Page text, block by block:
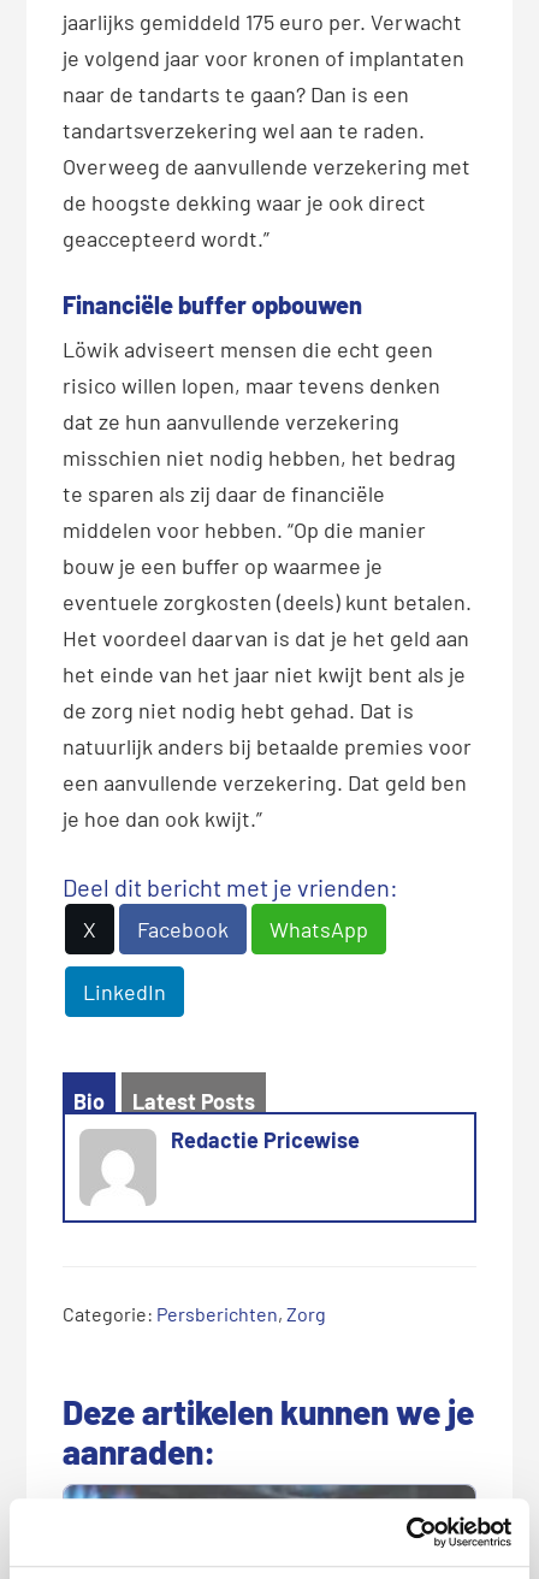
jaarlijks gemiddeld 175 euro per. Verwacht
je volgend jaar voor kronen of implantaten
naar de tandarts te gaan? Dan is een
tandartsverzekering wel aan te raden.
Overweeg de aanvullende verzekering met
de hoogste dekking waar je ook direct
geaccepteerd wordt.”
Financiële buffer opbouwen
Löwik adviseert mensen die echt geen
risico willen lopen, maar tevens denken
dat ze hun aanvullende verzekering
misschien niet nodig hebben, het bedrag
te sparen als zij daar de financiële
middelen voor hebben. “Op die manier
bouw je een buffer op waarmee je
eventuele zorgkosten (deels) kunt betalen.
Het voordeel daarvan is dat je het geld aan
het einde van het jaar niet kwijt bent als je
de zorg niet nodig hebt gehad. Dat is
natuurlijk anders bij betaalde premies voor
een aanvullende verzekering. Dat geld ben
je hoe dan ook kwijt.”
Deel dit bericht met je vrienden:
X Facebook WhatsApp
LinkedIn
Bio
Latest Posts
Redactie Pricewise
Categorie: Persberichten,Zorg
Deze artikelen kunnen we je
aanraden: